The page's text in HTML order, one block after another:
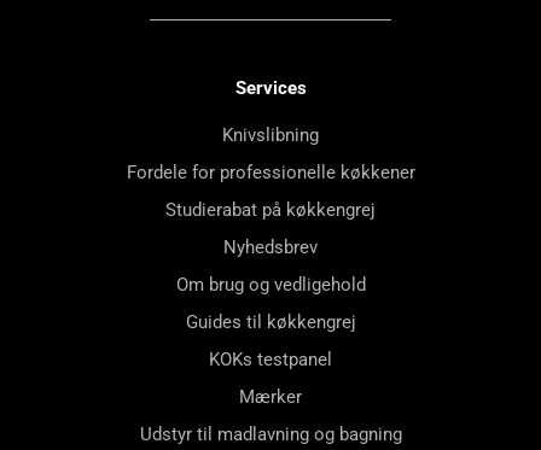
Services
Knivslibning
Fordele for professionelle køkkener
Studierabat på køkkengrej
Nyhedsbrev
Om brug og vedligehold
Guides til køkkengrej
KOKs testpanel
Mærker
Udstyr til madlavning og bagning